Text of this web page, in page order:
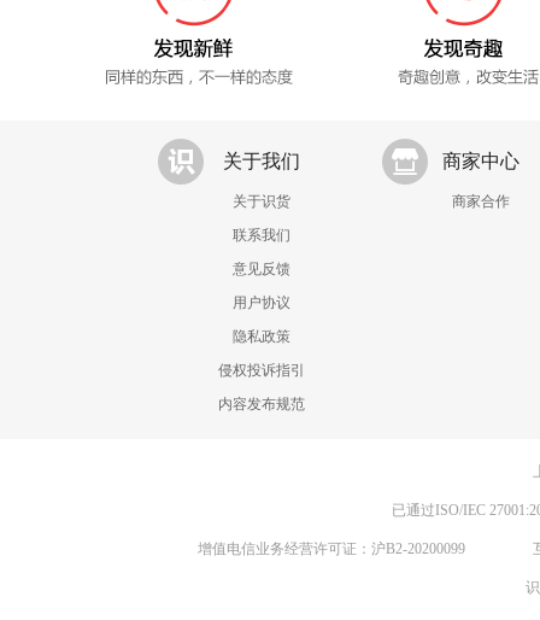
关于我们
关于识货
联系我们
意见反馈
用户协议
隐私政策
侵权投诉指引
内容发布规范
商家中心
商家合作
已通过ISO/IEC
增值电信业务经营许可证：沪B2-20200099